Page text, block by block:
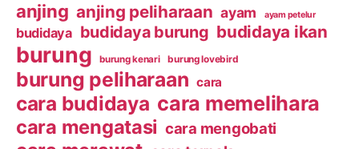
anjing anjing peliharaan ayam ayam petelur
budidaya budidaya burung budidaya ikan
burung burung kenari burung lovebird
burung peliharaan cara
cara budidaya cara memelihara
cara mengatasi cara mengobati